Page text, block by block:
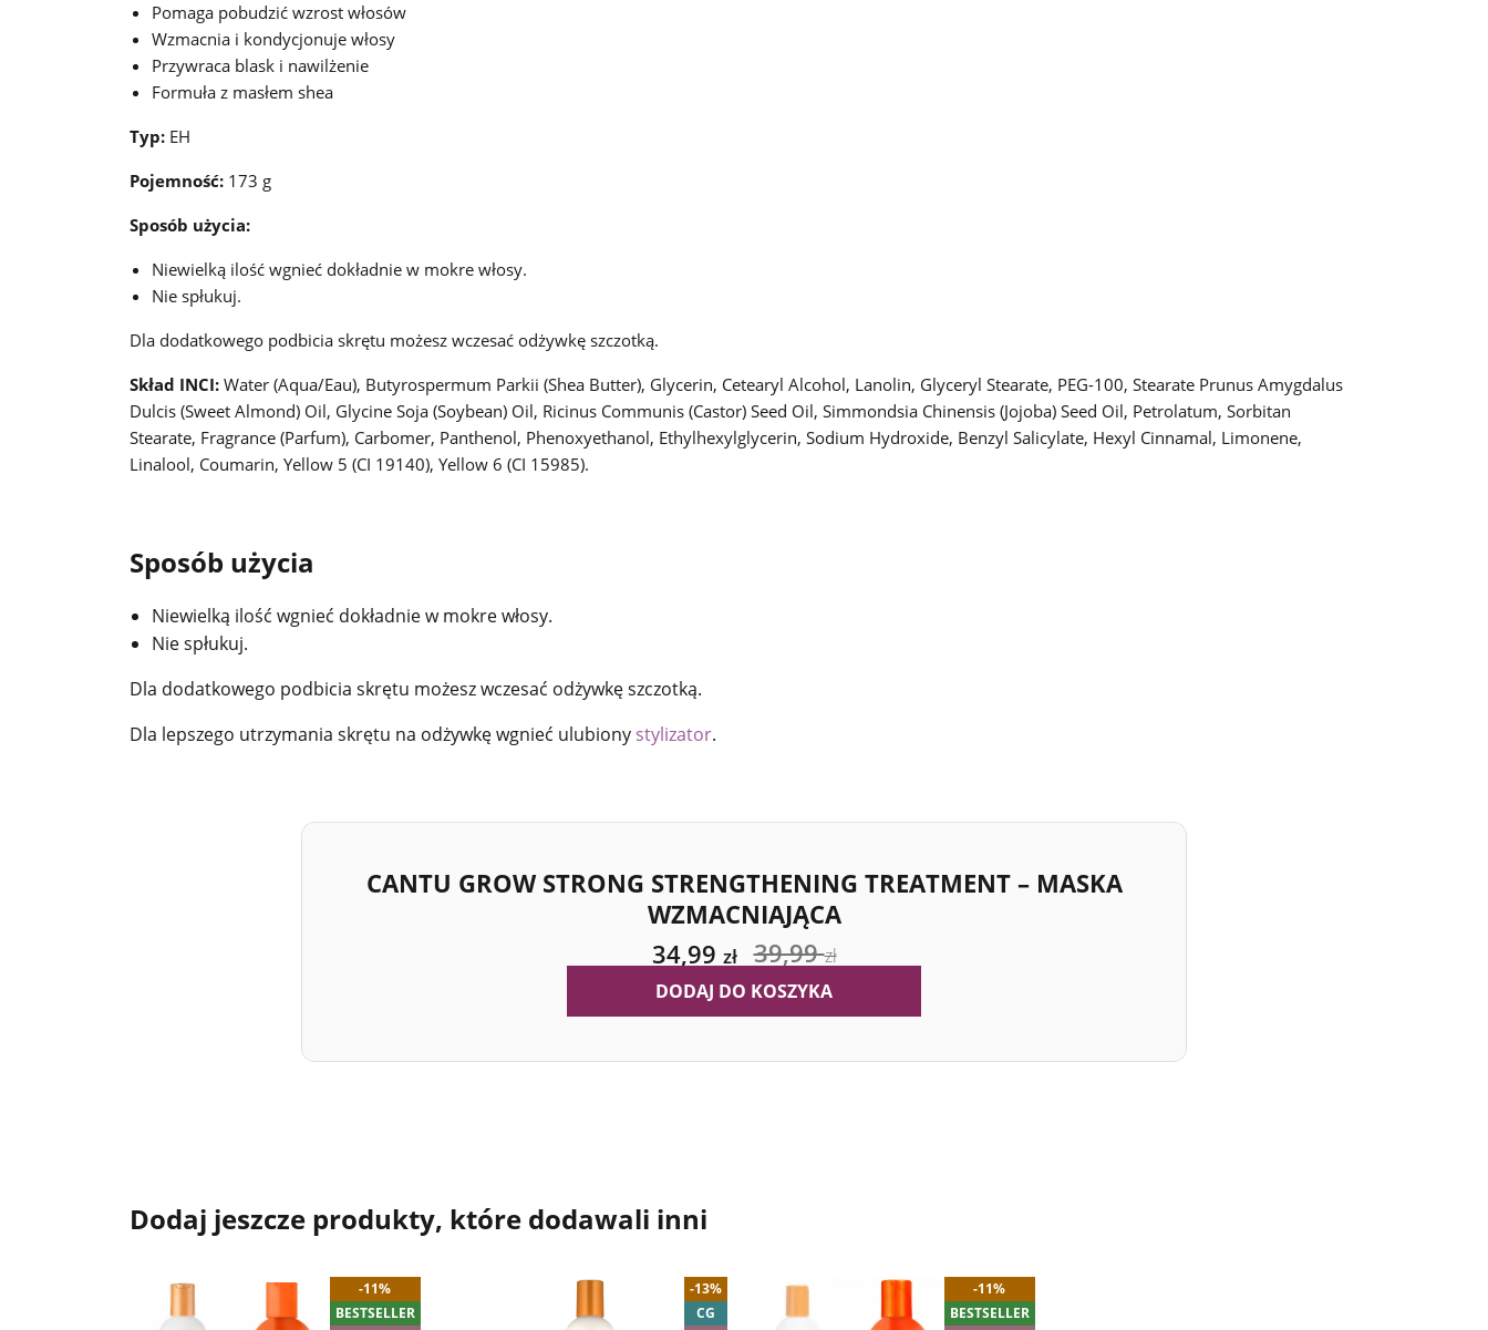
Pomaga pobudzić wzrost włosów
Wzmacnia i kondycjonuje włosy
Przywraca blask i nawilżenie
Formuła z masłem shea
Typ: EH
Pojemność: 173 g
Sposób użycia:
Niewielką ilość wgnieć dokładnie w mokre włosy.
Nie spłukuj.
Dla dodatkowego podbicia skrętu możesz wczesać odżywkę szczotką.
Skład INCI: Water (Aqua/Eau), Butyrospermum Parkii (Shea Butter), Glycerin, Cetearyl Alcohol, Lanolin, Glyceryl Stearate, PEG-100, Stearate Prunus Amygdalus
Dulcis (Sweet Almond) Oil, Glycine Soja (Soybean) Oil, Ricinus Communis (Castor) Seed Oil, Simmondsia Chinensis (Jojoba) Seed Oil, Petrolatum, Sorbitan
Stearate, Fragrance (Parfum), Carbomer, Panthenol, Phenoxyethanol, Ethylhexylglycerin, Sodium Hydroxide, Benzyl Salicylate, Hexyl Cinnamal, Limonene,
Linalool, Coumarin, Yellow 5 (CI 19140), Yellow 6 (CI 15985).
Sposób użycia
Niewielką ilość wgnieć dokładnie w mokre włosy.
Nie spłukuj.
Dla dodatkowego podbicia skrętu możesz wczesać odżywkę szczotką.
Dla lepszego utrzymania skrętu na odżywkę wgnieć ulubiony stylizator.
CANTU GROW STRONG STRENGTHENING TREATMENT – MASKA
WZMACNIAJĄCA
34,99 zł 39,99zł
DODAJ DO KOSZYKA
Dodaj jeszcze produkty, które dodawali inni
-11%
BESTSELLER
-13%
CG
-11%
BESTSELLER